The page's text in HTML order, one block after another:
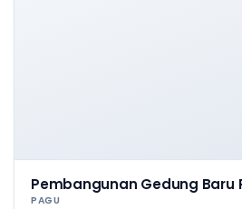
Pembangunan Gedung Baru
PAGU